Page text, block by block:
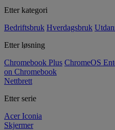
Etter kategori
Bedriftsbruk Hverdagsbruk
Etter løsning
Chromebook Plus ChromeOS
on Chromebook
Nettbrett
Etter serie
Acer Iconia
Skjermer